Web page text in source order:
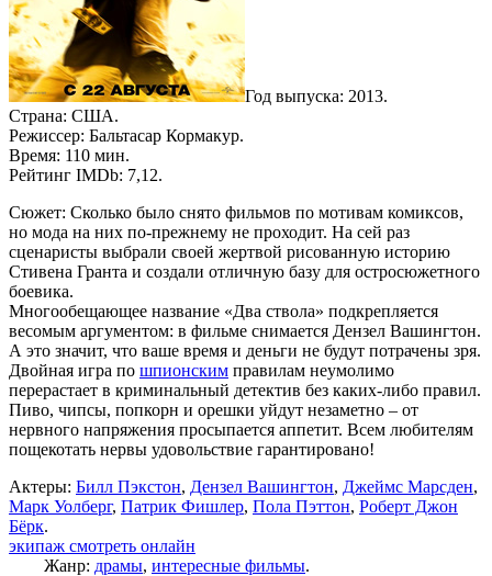
Год выпуска: 2013.
Страна: США.
Режиссер: Бальтасар Кормакур.
Время: 110 мин.
Рейтинг IMDb: 7,12.
Сюжет: Сколько было снято фильмов по мотивам комиксов,
но мода на них по-прежнему не проходит. На сей раз
сценаристы выбрали своей жертвой рисованную историю
Стивена Гранта и создали отличную базу для остросюжетного
боевика.
Многообещающее название «Два ствола» подкрепляется
весомым аргументом: в фильме снимается Дензел Вашингтон.
А это значит, что ваше время и деньги не будут потрачены зря.
Двойная игра по шпионским правилам неумолимо
перерастает в криминальный детектив без каких-либо правил.
Пиво, чипсы, попкорн и орешки уйдут незаметно – от
нервного напряжения просыпается аппетит. Всем любителям
пощекотать нервы удовольствие гарантировано!
Актеры: Билл Пэкстон, Дензел Вашингтон, Джеймс Марсден,
Марк Уолберг, Патрик Фишлер, Пола Пэттон, Роберт Джон
Бёрк.
экипаж смотреть онлайн
Жанр: драмы, интересные фильмы.